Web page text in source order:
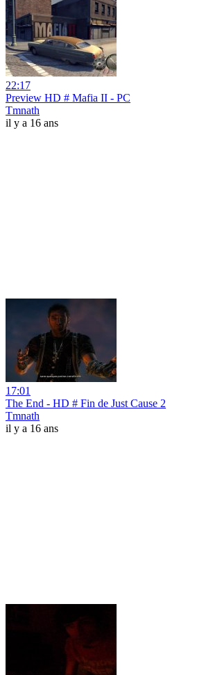
22:17
Preview HD # Mafia II - PC
Tmnath
il y a 16 ans
17:01
The End - HD # Fin de Just Cause 2
Tmnath
il y a 16 ans